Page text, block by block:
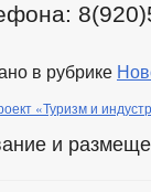
в рубрике
«Туризм и
и